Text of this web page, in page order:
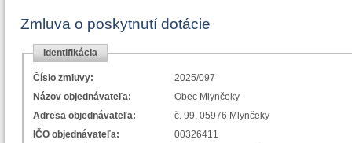
Zmluva o poskytnutí dotácie
Identifikácia
Číslo zmluvy:
2025/097
Názov objednávateľa:
Obec Mlynčeky
Adresa objednávateľa:
č. 99, 05976 Mlynčeky
IČO objednávateľa:
00326411